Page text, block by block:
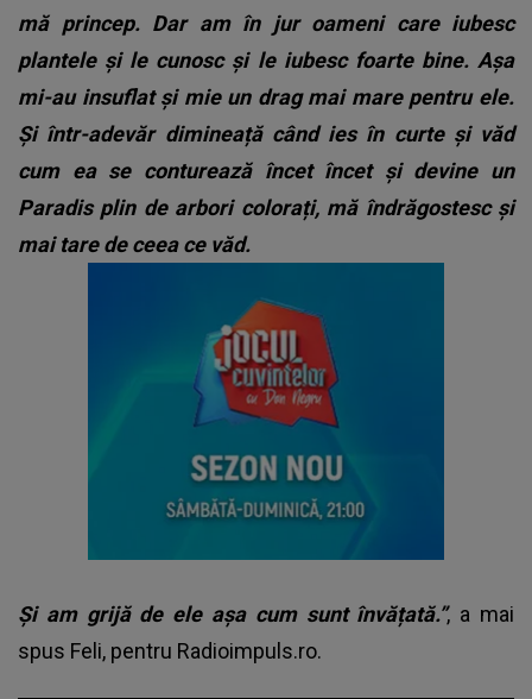
mă princep. Dar am în jur oameni care iubesc
plantele și le cunosc și le iubesc foarte bine. Așa
mi-au insuflat și mie un drag mai mare pentru ele.
Și într-adevăr dimineață când ies în curte și văd
cum ea se conturează încet încet și devine un
Paradis plin de arbori colorați, mă îndrăgostesc și
mai tare de ceea ce văd.
Și am grijă de ele așa cum sunt învățată.”, a mai
spus Feli, pentru Radioimpuls.ro.